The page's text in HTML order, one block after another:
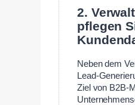
2.
pflegen
Neben dem
Lead-
Ziel von B2B-